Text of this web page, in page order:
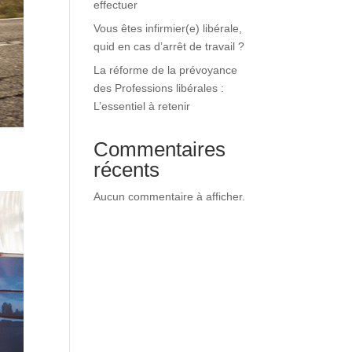
effectuer
Vous êtes infirmier(e) libérale,
quid en cas d’arrêt de travail ?
La réforme de la prévoyance
des Professions libérales :
L’essentiel à retenir
Commentaires
récents
Aucun commentaire à afficher.